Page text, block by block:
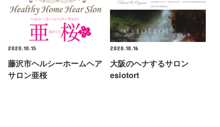
2020.10.15
藤沢市ヘルシーホームヘア
サロン亜桜
2020.10.16
大阪のヘナするサロン
esiotort